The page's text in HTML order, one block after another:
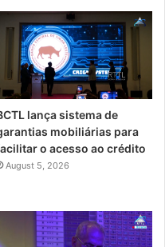
lança sistema de
mobiliárias para
o acesso ao crédito
August 5, 2026